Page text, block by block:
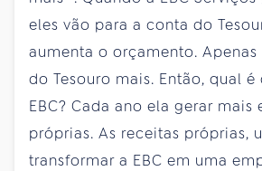
eles vão para a conta do
aumenta o orçamento. Apenas
do Tesouro mais. Então, qual
EBC? Cada ano ela gerar mais
próprias. As receitas próprias,
transformar a EBC em uma